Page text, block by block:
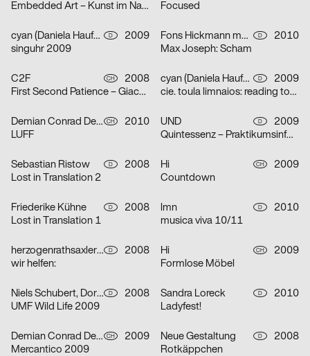
Embedded Art – Kunst im Namen der Sicherheit
Focused
cyan (Daniela Haufe + Detlef Fiedler) D
2009
singuhr 2009
Fons Hickmann m23 D
2010
Max Joseph: Scham
C2F CH
2008
First Second Patience – Giacomo Santiago Rogado
cyan (Daniela Haufe + Detlef Fiedler) D
2009
cie. toula limnaios: reading tosca
Demian Conrad Design CH
2010
LUFF
UND D
2009
Quintessenz – Praktikumsinfotag an der Fachhochschule Würzburg-Schweinfurt
Sebastian Ristow D
2008
Lost in Translation 2
Hi CH
2009
Countdown
Friederike Kühne D
2008
Lost in Translation 1
lmn D
2010
musica viva 10/11
herzogenrathsaxler design D
2008
wir helfen:
Hi CH
2009
Formlose Möbel
Niels Schubert, Dorten Bauer D
2008
UMF Wild Life 2009
Sandra Loreck D
2010
Ladyfest!
Demian Conrad Design CH
2009
Mercantico 2009
Neue Gestaltung D
2008
Rotkäppchen